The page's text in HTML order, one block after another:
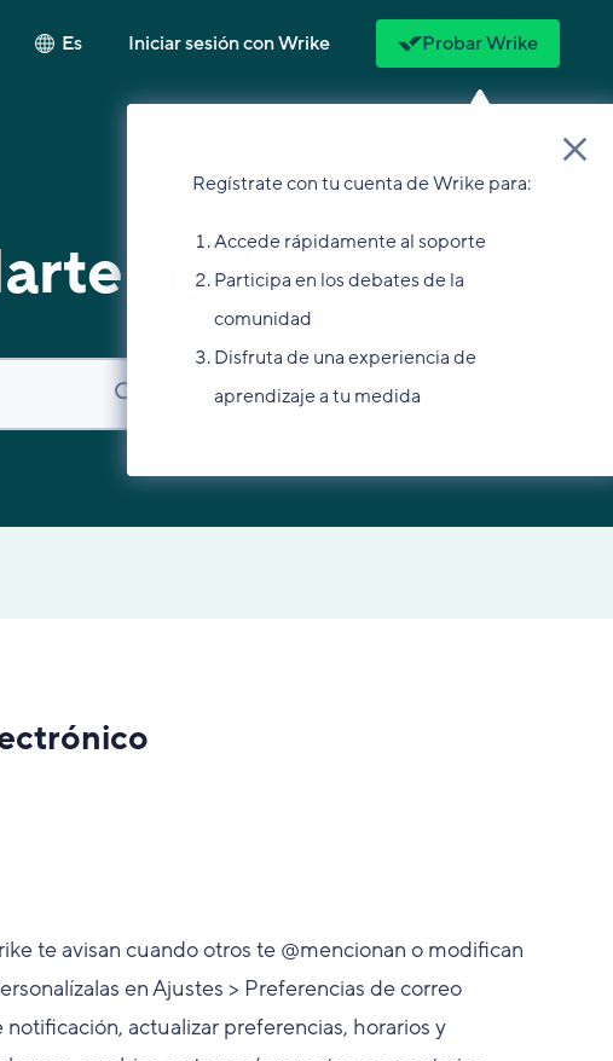
Es Iniciar sesión con Wrike Probar Wrike
Regístrate con tu cuenta de Wrike para:
Accede rápidamente al soporte
Participa en los debates de la
comunidad
Disfruta de una experiencia de
aprendizaje a tu medida
hoy?
te avisan cuando otros te @mencionan o modifican
en Ajustes > Preferencias de correo
actualizar preferencias, horarios y